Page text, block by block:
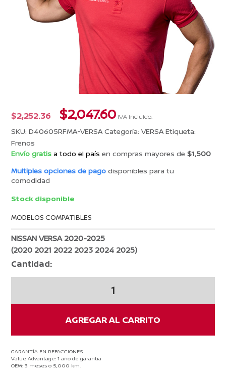
$2,252.36 El
precio
original
era:
$2,252.36.
$2,047.60El
precio
actual
es:
$2,047.60.
IVA incluido.
SKU:D40605RFMA-VERSA Categoría:VERSA Etiqueta:
Frenos
Envío gratis a todo el paísen compras mayores de$1,500
Multiples opciones de pagodisponibles para tu
comodidad
Stock disponible
MODELOS COMPATIBLES
NISSAN VERSA 2020-2025
(2020 2021 2022 2023 2024 2025)
Cantidad:
VERSA
AGREGAR AL CARRITO
GARANTÍA EN REFACCIONES
Value Advantage: 1 año de garantía
OEM: 3 meses o 5,000 km.